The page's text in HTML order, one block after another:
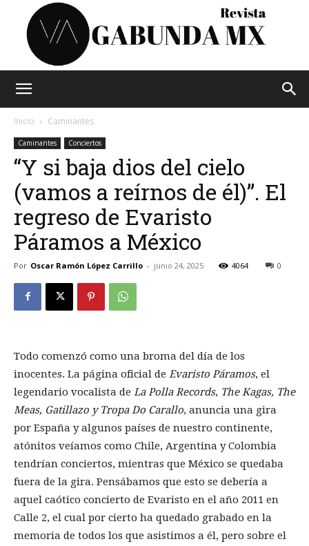
Mx
Inicio Caminantes
Caminantes Conciertos
“Y si baja dios del cielo
(vamos a reírnos de él)”. El
regreso de Evaristo
Páramos a México
Por Oscar Ramón López Carrillo - junio 24, 2025 4064 0
Todo comenzó como una broma del día de los
inocentes. La página oficial de Evaristo Páramos, el
legendario vocalista de La Polla Records, The Kagas, The
Meas, Gatillazo y Tropa Do Carallo, anuncia una gira
por España y algunos países de nuestro continente,
atónitos veíamos como Chile, Argentina y Colombia
tendrían conciertos, mientras que México se quedaba
fuera de la gira. Pensábamos que esto se debería a
aquel caótico concierto de Evaristo en el año 2011 en
Calle 2, el cual por cierto ha quedado grabado en la
memoria de todos los que asistimos a él, pero sobre el